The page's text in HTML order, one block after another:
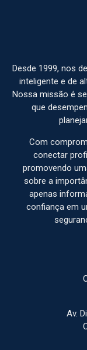
Desde 1999, nos
inteligente e de
Nossa missão é
que
Com
conectar
promovendo
sobre a
apenas
confiança em
Av.